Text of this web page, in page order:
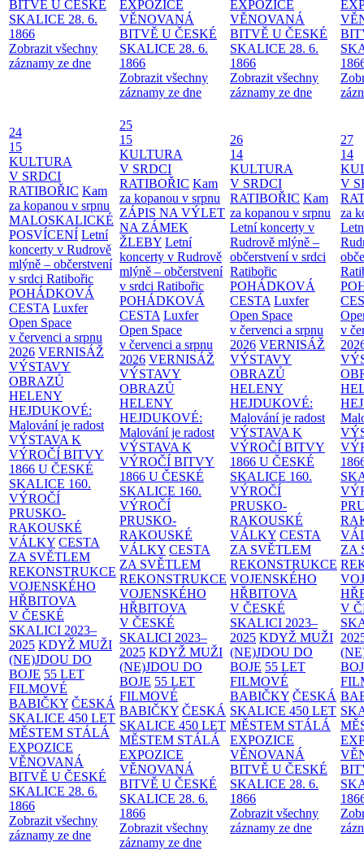
BITVĚ U ČESKÉ
SKALICE 28. 6.
1866
Zobrazit všechny
záznamy ze dne
EXPOZICE
VĚNOVANÁ
BITVĚ U ČESKÉ
SKALICE 28. 6.
1866
Zobrazit všechny
záznamy ze dne
EXPOZICE
VĚNOVANÁ
BITVĚ U ČESKÉ
SKALICE 28. 6.
1866
Zobrazit všechny
záznamy ze dne
24
15
KULTURA
V SRDCI
RATIBOŘIC Kam
za kopanou v srpnu
MALOSKALICKÉ
POSVÍCENÍ Letní
koncerty v Rudrově
mlýně – občerstvení
v srdci Ratibořic
POHÁDKOVÁ
CESTA Luxfer
Open Space
v červenci a srpnu
2026 VERNISÁŽ
VÝSTAVY
OBRAZŮ
HELENY
HEJDUKOVÉ:
Malování je radost
VÝSTAVA K
VÝROČÍ BITVY
1866 U ČESKÉ
SKALICE 160.
VÝROČÍ
PRUSKO-
RAKOUSKÉ
VÁLKY CESTA
ZA SVĚTLEM
REKONSTRUKCE
VOJENSKÉHO
HŘBITOVA
V ČESKÉ
SKALICI 2023–
2025 KDYŽ MUŽI
(NE)JDOU DO
BOJE 55 LET
FILMOVÉ
BABIČKY ČESKÁ
SKALICE 450 LET
MĚSTEM STÁLÁ
EXPOZICE
VĚNOVANÁ
BITVĚ U ČESKÉ
SKALICE 28. 6.
1866
Zobrazit všechny
záznamy ze dne
25
15
KULTURA
V SRDCI
RATIBOŘIC Kam
za kopanou v srpnu
ZÁPIS NA VÝLET
NA ZÁMEK
ŽLEBY Letní
koncerty v Rudrově
mlýně – občerstvení
v srdci Ratibořic
POHÁDKOVÁ
CESTA Luxfer
Open Space
v červenci a srpnu
2026 VERNISÁŽ
VÝSTAVY
OBRAZŮ
HELENY
HEJDUKOVÉ:
Malování je radost
VÝSTAVA K
VÝROČÍ BITVY
1866 U ČESKÉ
SKALICE 160.
VÝROČÍ
PRUSKO-
RAKOUSKÉ
VÁLKY CESTA
ZA SVĚTLEM
REKONSTRUKCE
VOJENSKÉHO
HŘBITOVA
V ČESKÉ
SKALICI 2023–
2025 KDYŽ MUŽI
(NE)JDOU DO
BOJE 55 LET
FILMOVÉ
BABIČKY ČESKÁ
SKALICE 450 LET
MĚSTEM STÁLÁ
EXPOZICE
VĚNOVANÁ
BITVĚ U ČESKÉ
SKALICE 28. 6.
1866
Zobrazit všechny
záznamy ze dne
26
14
KULTURA
V SRDCI
RATIBOŘIC Kam
za kopanou v srpnu
Letní koncerty v
Rudrově mlýně –
občerstvení v srdci
Ratibořic
POHÁDKOVÁ
CESTA Luxfer
Open Space
v červenci a srpnu
2026 VERNISÁŽ
VÝSTAVY
OBRAZŮ
HELENY
HEJDUKOVÉ:
Malování je radost
VÝSTAVA K
VÝROČÍ BITVY
1866 U ČESKÉ
SKALICE 160.
VÝROČÍ
PRUSKO-
RAKOUSKÉ
VÁLKY CESTA
ZA SVĚTLEM
REKONSTRUKCE
VOJENSKÉHO
HŘBITOVA
V ČESKÉ
SKALICI 2023–
2025 KDYŽ MUŽI
(NE)JDOU DO
BOJE 55 LET
FILMOVÉ
BABIČKY ČESKÁ
SKALICE 450 LET
MĚSTEM STÁLÁ
EXPOZICE
VĚNOVANÁ
BITVĚ U ČESKÉ
SKALICE 28. 6.
1866
Zobrazit všechny
záznamy ze dne
27
14
V
za
v
ZA
V